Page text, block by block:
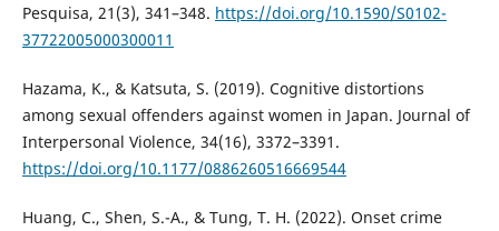
Pesquisa, 21(3), 341–348. https://doi.org/10.1590/S0102-
37722005000300011
Hazama, K., & Katsuta, S. (2019). Cognitive distortions
among sexual offenders against women in Japan. Journal of
Interpersonal Violence, 34(16), 3372–3391.
https://doi.org/10.1177/0886260516669544
Huang, C., Shen, S.-A., & Tung, T. H. (2022). Onset crime